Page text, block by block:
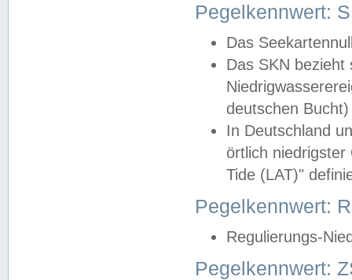
Pegelkennwert:
Das
Das SKN
deutschen
In Deutschland
örtlich
Tide (LAT)"
Pegelkennwert:
Regulierungs-
Pegelkennwert: